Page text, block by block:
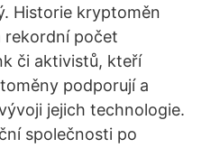
Historie kryptoměn
rekordní počet
či aktivistů, kteří
podporují a
jejich technologie.
společnosti po